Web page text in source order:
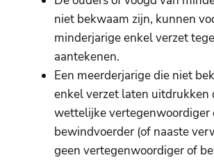
niet bekwaam zijn, kunnen
minderjarige enkel verzet
aantekenen.
Een meerderjarige die niet
enkel verzet laten uitdrukken
wettelijke vertegenwoordiger
bewindvoerder (of naaste
geen vertegenwoordiger of